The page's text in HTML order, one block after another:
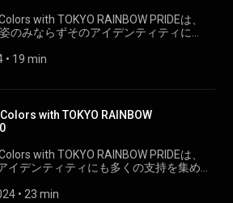
with TOKYO RAINBOW PRIDEは、
のみならずそのアイデンティティにも
• 19 min
with TOKYO RAINBOW
with TOKYO RAINBOW PRIDEは、
イデンティティにも多くの支持を集め
• 23 min